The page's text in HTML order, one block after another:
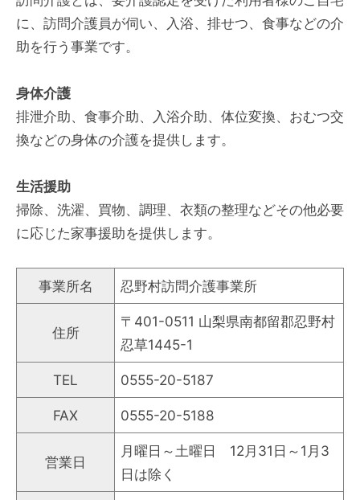
に、訪問介護員が伺い、入浴、排せつ、食事などの介
助を行う事業です。
身体介護
排泄介助、食事介助、入浴介助、体位変換、おむつ交
換などの身体の介護を提供します。
生活援助
掃除、洗濯、買物、調理、衣類の整理などその他必要
に応じた家事援助を提供します。
事業所名 忍野村訪問介護事業所
住所
〒401-0511 山梨県南都留郡忍野村
忍草1445-1
TEL 0555-20-5187
FAX 0555-20-5188
営業日
月曜日～土曜日 12月31日～1月3
日は除く